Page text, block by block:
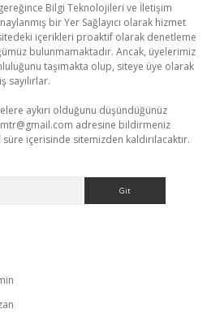
gereğince Bilgi Teknolojileri ve İletişim
bir Yer Sağlayıcı olarak hizmet
içerikleri proaktif olarak denetleme
bulunmamaktadır. Ancak, üyelerimiz
taşımakta olup, siteye üye olarak
sayılırlar.
aykırı olduğunu düşündüğünüz
adresine bildirmeniz
içerisinde sitemizden kaldırılacaktır.